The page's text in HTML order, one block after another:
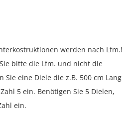
werden nach Lfm.!
bitte die Lfm. und nicht die
Sie eine Diele die z.B. 500 cm Lang
5 ein. Benötigen Sie 5 Dielen,
ein.